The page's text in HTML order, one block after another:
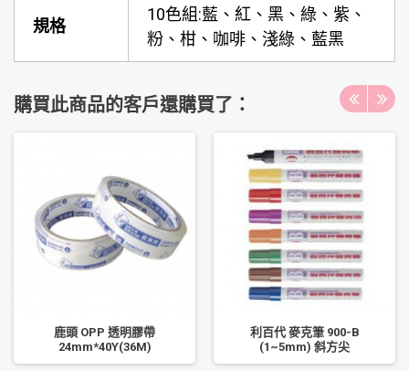
規格
10色組:藍、紅、黑、綠、紫、
粉、柑、咖啡、淺綠、藍黑
購買此商品的客戶還購買了：
鹿頭 OPP 透明膠帶
24mm*40Y(36M)
利百代 麥克筆 900-B
(1~5mm) 斜方尖